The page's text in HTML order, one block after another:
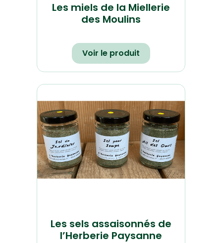
Les miels de la Miellerie
des Moulins
Voir le produit
Les sels assaisonnés de
l’Herberie Paysanne